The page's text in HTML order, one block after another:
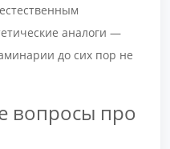
аналоги —
до сих пор не
вопросы про